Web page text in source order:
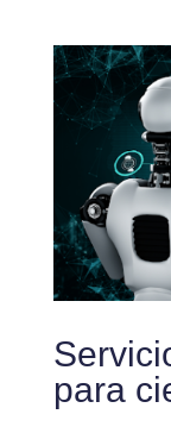
para